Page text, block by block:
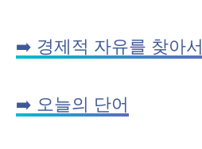
➡️ 경제적 자유를 찾아서
➡️ 오늘의 단어